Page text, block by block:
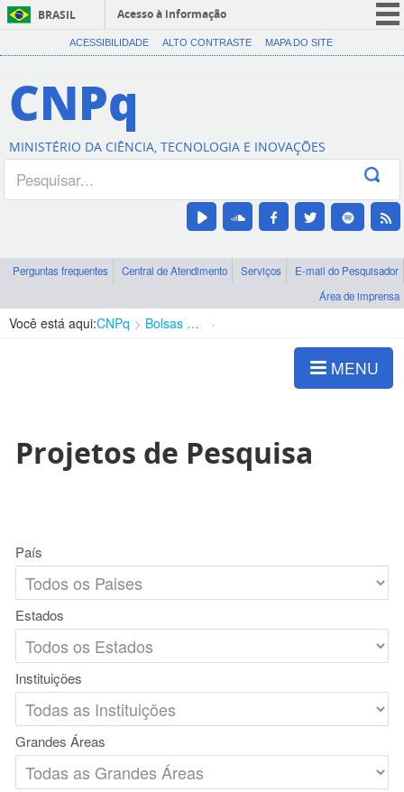
BRASIL
Acesso à informação
CORONAVÍRUS (COVID-19)
Canais
ACESSIBILIDADE ALTO CONTRASTE MAPA DO SITE
CNPq
MINISTÉRIO DA CIÊNCIA, TECNOLOGIA E INOVAÇÕES
Perguntas frequentes Central de Atendimento Serviços
E-mail do Pesquisador
Área de imprensa
Você está aqui:CNPq Bolsas e Auxílios Vigentes
MENU
Projetos de Pesquisa
País
Estados
Instituições
Grandes Áreas